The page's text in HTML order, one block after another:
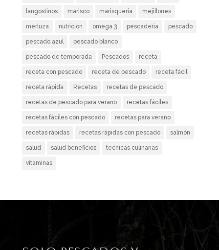
langostinos marisco marisqueria mejillones
merluza nutrición omega 3 pescaderia pescado
pescado azul pescado blanco
pescado de temporada Pescados receta
receta con pescado receta de pescado receta fácil
receta rápida Recetas recetas de pescado
recetas de pescado para verano recetas fáciles
recetas fáciles con pescado recetas para verano
recetas rápidas recetas rápidas con pescado salmón
salud salud beneficios tecnicas culinarias
vitaminas